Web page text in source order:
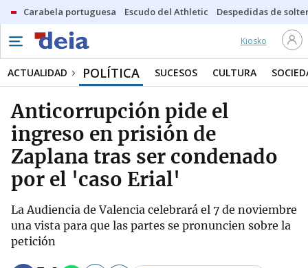
Carabela portuguesa Escudo del Athletic Despedidas de
Kiosko
ACTUALIDAD POLÍTICA SUCESOS CULTURA
Anticorrupción pide el
ingreso en prisión de
Zaplana tras ser condenado
por el 'caso Erial'
La Audiencia de Valencia celebrará el 7 de noviembre
una vista para que las partes se pronuncien sobre la
petición